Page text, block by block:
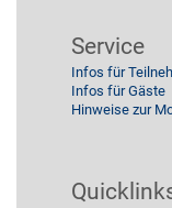
Service
Infos für
Infos für Gäste
Hinweise zur